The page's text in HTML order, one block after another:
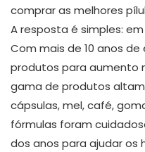
comprar as melhores
A resposta é simples:
Com mais de 10 anos
produtos para aumento
gama de produtos
cápsulas, mel, café,
fórmulas foram
dos anos para ajudar os